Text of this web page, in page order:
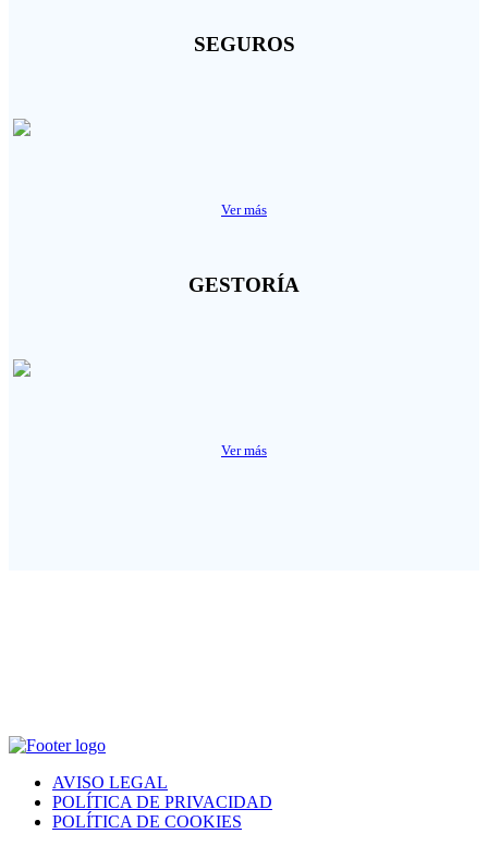
SEGUROS
Ver más
GESTORÍA
Ver más
AVISO LEGAL
POLÍTICA DE PRIVACIDAD
POLÍTICA DE COOKIES